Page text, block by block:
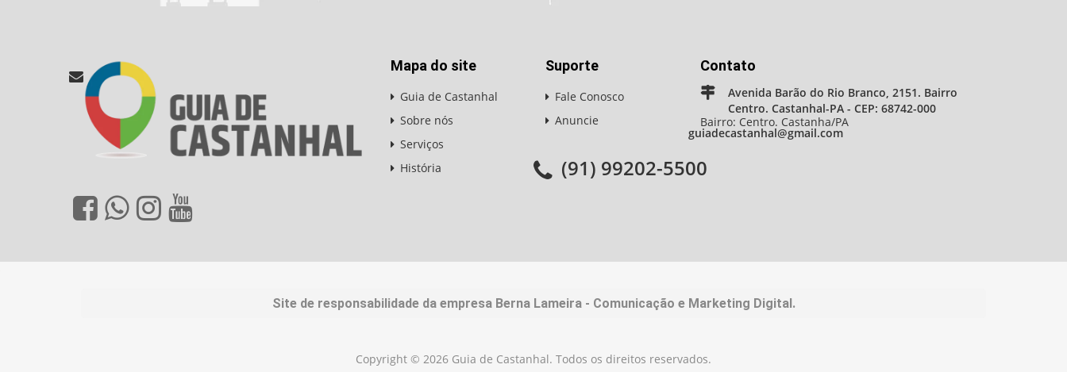
Mapa do site
Guia de Castanhal
Sobre nós
Serviços
História
Suporte
Fale Conosco
Anuncie
Contato
Avenida Barão do Rio Branco, 2151. Bairro
Centro. Castanhal-PA - CEP: 68742-000
Bairro: Centro. Castanha/PA
guiadecastanhal@gmail.com
(91) 99202-5500
Site de responsabilidade da empresa Berna Lameira - Comunicação e Marketing Digital.
Copyright © 2026 Guia de Castanhal. Todos os direitos reservados.